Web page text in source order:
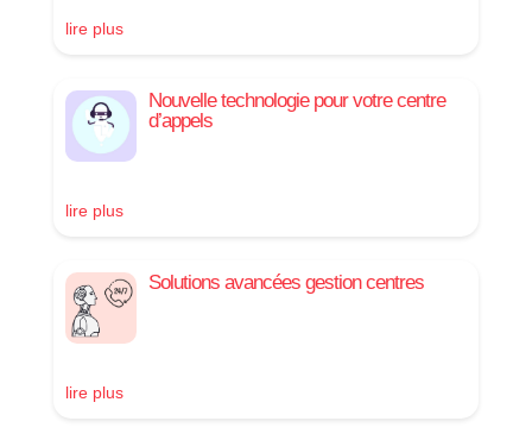
lire plus
Nouvelle technologie pour votre centre
d’appels
lire plus
Solutions avancées gestion centres
lire plus